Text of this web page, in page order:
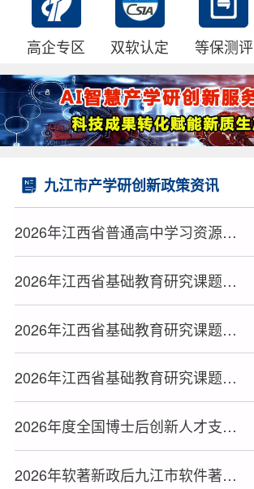
高企专区 双软认定 等保测评
九江市产学研创新政策资讯
2026年江西省普通高中学习资源包建设专项课题拟立项名单
2026年江西省基础教育研究课题（含高校与协同提质专项研究课题）拟立项名单（三）
2026年江西省基础教育研究课题（含高校与协同提质专项研究课题）拟立项名单（二）
2026年江西省基础教育研究课题（含高校与协同提质专项研究课题）拟立项名单（一）
2026年度全国博士后创新人才支持计划获选人员名单公布
2026年软著新政后九江市软件著作权办理全流程指南